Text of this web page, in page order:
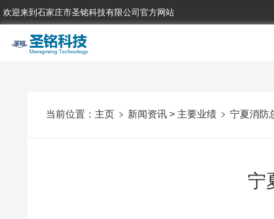
欢迎来到石家庄市圣铭科技有限公司官方网站
当前位置： 主页 新闻资讯 > 主要业绩 宁夏消防
宁